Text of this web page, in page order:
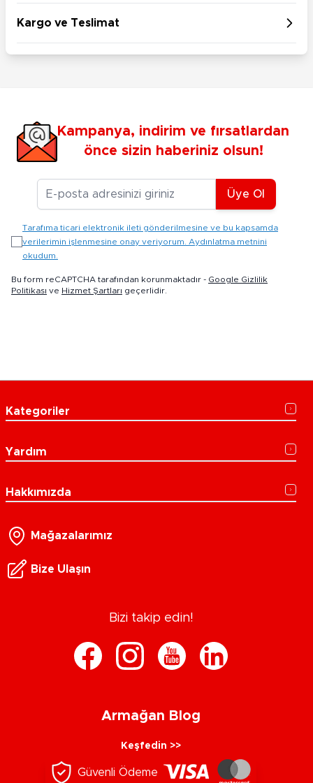
Kargo ve Teslimat
Kampanya, indirim ve fırsatlardan
önce sizin haberiniz olsun!
E-posta Adresiniz
Üye Ol
Tarafıma ticari elektronik ileti gönderilmesine ve bu kapsamda
verilerimin işlenmesine onay veriyorum. Aydınlatma metnini
okudum.
Bu form reCAPTCHA tarafından korunmaktadır - Google Gizlilik
Politikası ve Hizmet Şartları geçerlidir.
Kategoriler
Yardım
Hakkımızda
Mağazalarımız
Bize Ulaşın
Bizi takip edin!
Armağan Blog
Keşfedin >>
Güvenli Ödeme